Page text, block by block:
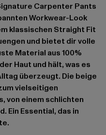
Carpenter Pants
Workwear-Look
klassischen Straight Fit
und bietet dir volle
Material aus 100%
Haut und hält, was es
überzeugt. Die beige
vielseitigen
von einem schlichten
Ein Essential, das in